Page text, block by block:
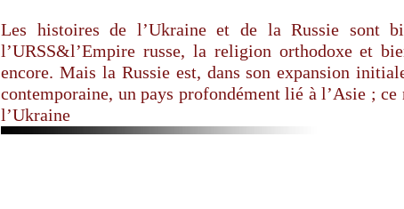
Les histoires de l’Ukraine et de la Russie sont
l’URSS&l’Empire russe, la religion orthodoxe et
encore. Mais la Russie est, dans son expansion
contemporaine, un pays profondément lié à l’Asie ; ce
l’Ukraine